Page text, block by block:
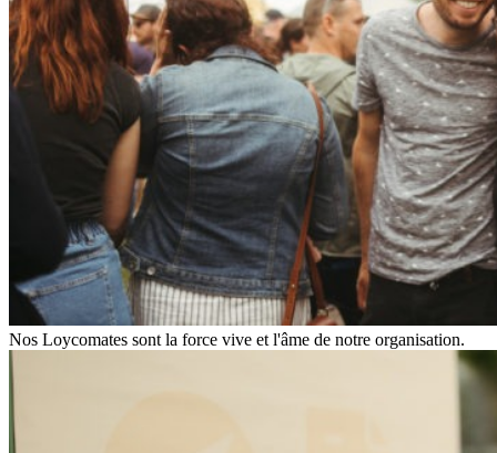
Nos Loycomates sont la force vive et l'âme de notre organisation.